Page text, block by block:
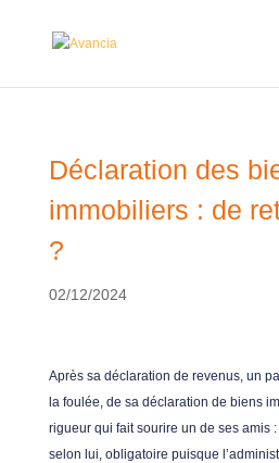
Déclaration des
immobiliers : de
?
02/12/2024
Après sa déclaration de revenus, un
la foulée, de sa déclaration de biens
rigueur qui fait sourire un de ses amis
selon lui, obligatoire puisque